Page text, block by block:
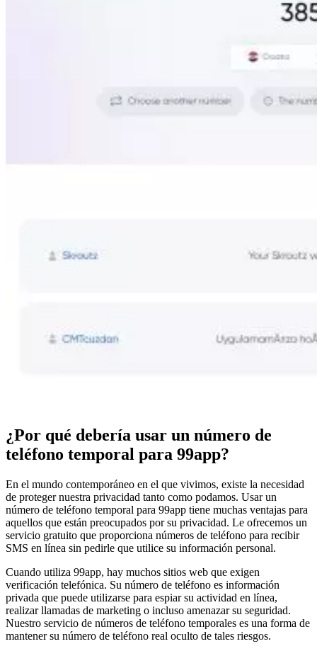
¿Por qué debería usar un número de
teléfono temporal para 99app?
En el mundo contemporáneo en el que vivimos, existe la necesidad
de proteger nuestra privacidad tanto como podamos. Usar un
número de teléfono temporal para 99app tiene muchas ventajas para
aquellos que están preocupados por su privacidad. Le ofrecemos un
servicio gratuito que proporciona números de teléfono para recibir
SMS en línea sin pedirle que utilice su información personal.
Cuando utiliza 99app, hay muchos sitios web que exigen
verificación telefónica. Su número de teléfono es información
privada que puede utilizarse para espiar su actividad en línea,
realizar llamadas de marketing o incluso amenazar su seguridad.
Nuestro servicio de números de teléfono temporales es una forma de
mantener su número de teléfono real oculto de tales riesgos.